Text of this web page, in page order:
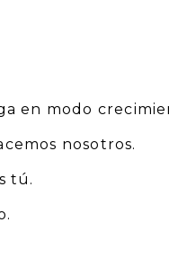
en modo
nosotros.
tú.